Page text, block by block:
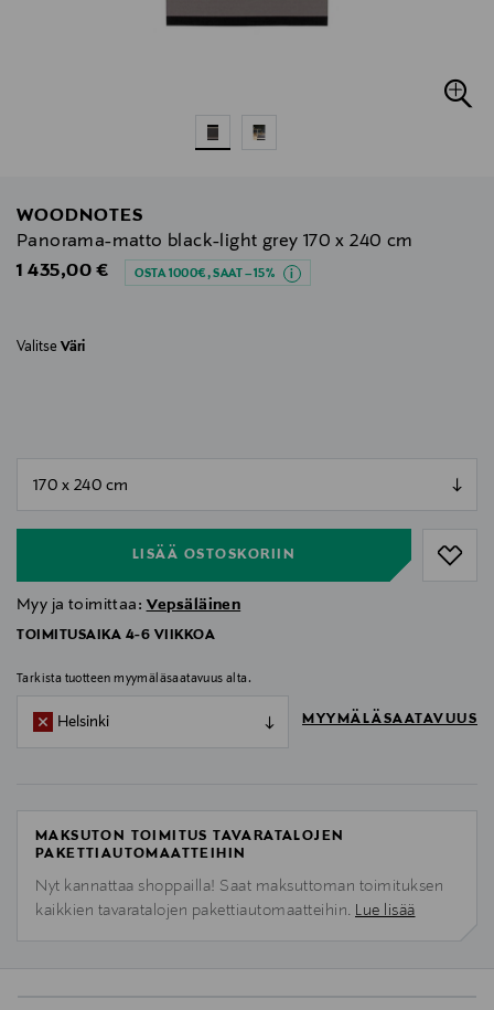
WOODNOTES
Panorama-matto black-light grey 170 x 240 cm
Original Price
1 435,00 € OSTA 1000€, SAAT –15%
Valitse Väri
LISÄÄ OSTOSKORIIN
Myy ja toimittaa: Vepsäläinen
TOIMITUSAIKA 4-6 VIIKKOA
Tarkista tuotteen myymäläsaatavuus alta.
Helsinki MYYMÄLÄSAATAVUUS
MAKSUTON TOIMITUS TAVARATALOJEN
PAKETTIAUTOMAATTEIHIN
Nyt kannattaa shoppailla! Saat maksuttoman toimituksen
kaikkien tavaratalojen pakettiautomaatteihin. Lue lisää